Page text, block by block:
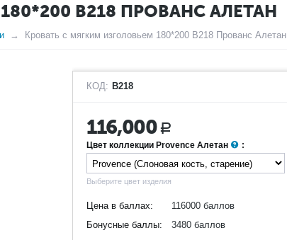
В218 ПРОВАНС АЛЕТАН
Кровать с мягким изголовьем 180*200 В218 Прованс Алетан
КОД: B218
116,000 Р
Цвет коллекции Provence Алетан :
Выберите цвет изделия
Цена в баллах:
116000 баллов
Бонусные баллы:
3480 баллов